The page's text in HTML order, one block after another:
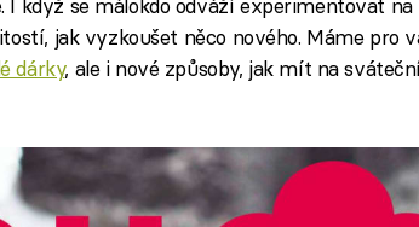
jak vyzkoušet něco nového. Máme pro
dárky, ale i nové způsoby, jak mít na